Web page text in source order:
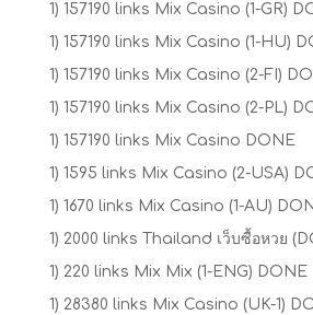
1) 157190 links Mix Casino (1-GR)
1) 157190 links Mix Casino (1-HU)
1) 157190 links Mix Casino (2-FI)
1) 157190 links Mix Casino (2-PL)
1) 157190 links Mix Casino DONE
1) 1595 links Mix Casino (2-USA)
1) 1670 links Mix Casino (1-AU)
1) 2000 links Thailand เว็บซื้อหวย
1) 220 links Mix Mix (1-ENG) DONE
1) 28380 links Mix Casino (UK-1)